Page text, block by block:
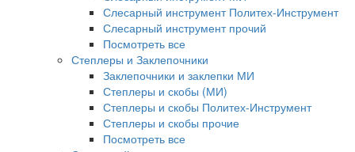
Слесарный инструмент Политех-Инструмент
Слесарный инструмент прочий
Посмотреть все
Степлеры и Заклепочники
Заклепочники и заклепки МИ
Степлеры и скобы (МИ)
Степлеры и скобы Политех-Инструмент
Степлеры и скобы прочие
Посмотреть все